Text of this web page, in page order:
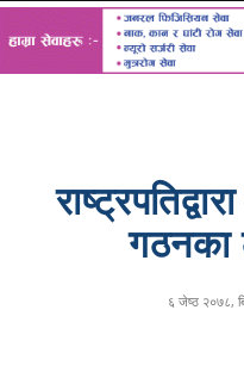
गठनका
६ जेष्ठ २०७८,